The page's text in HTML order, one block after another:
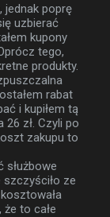
jednak poprę
uzbierać
kupony
tego,
produkty.
rabat
i kupiłem tą
26 zł. Czyli po
zakupu to
służbowe
szczyściło ze
że to całe